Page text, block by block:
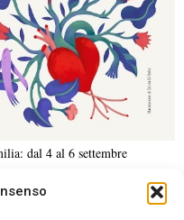
dal 4 al 6 settembre